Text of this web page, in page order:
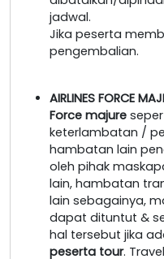
jadwal.
Jika peserta
pengembalian.
AIRLINES FORCE
Force majure
keterlambatan /
hambatan lain
oleh pihak
lain, hambatan
lain sebagainya,
dapat dituntut &
hal tersebut jika
peserta tour.